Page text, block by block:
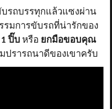
รถบรรทุกแล้วแซงผ่าน
รมการขับรถที่น่ารักของ
1 ปิ๊บ หรือ ยกมือขอบคุณ
รารถนาดีของเขาครับ